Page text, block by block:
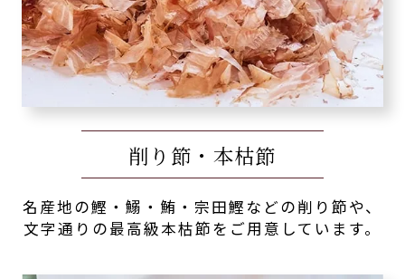
削り節・本枯節
名産地の鰹・鰯・鮪・宗田鰹などの削り節や、
文字通りの最高級本枯節をご用意しています。